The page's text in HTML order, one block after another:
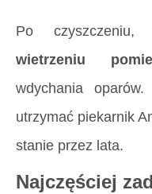
Po czyszczeniu,
wietrzeniu
wdychania
utrzymać piekarnik
stanie przez lata.
Najczęściej